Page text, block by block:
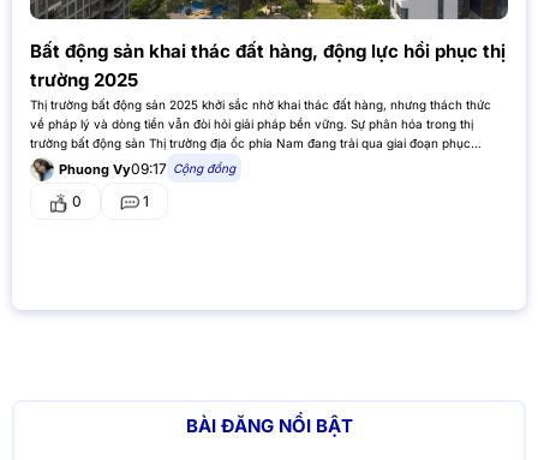
Bất động sản khai thác đất hàng, động lực hồi phục thị
trường 2025
Thị trường bất động sản 2025 khởi sắc nhờ khai thác đất hàng, nhưng thách thức
về pháp lý và dòng tiền vẫn đòi hỏi giải pháp bền vững. Sự phân hóa trong thị
trường bất động sản Thị trường địa ốc phía Nam đang trải qua giai đoạn phục…
Phuong Vy09:17 Cộng đồng
0 1
BÀI ĐĂNG NỔI BẬT